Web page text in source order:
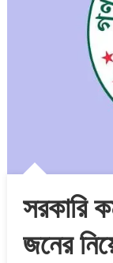
সরকারি
জনের